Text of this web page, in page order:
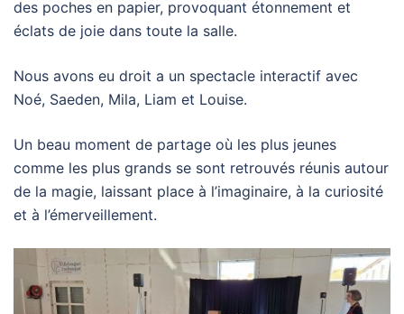
des poches en papier, provoquant étonnement et
éclats de joie dans toute la salle.
Nous avons eu droit a un spectacle interactif avec
Noé, Saeden, Mila, Liam et Louise.
Un beau moment de partage où les plus jeunes
comme les plus grands se sont retrouvés réunis autour
de la magie, laissant place à l’imaginaire, à la curiosité
et à l’émerveillement.